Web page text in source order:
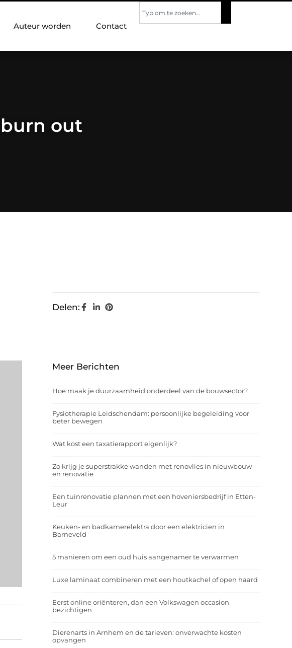
Auteur worden Contact
out
Delen:
Meer Berichten
Hoe maak je duurzaamheid onderdeel van de bouwsector?
Fysiotherapie Leidschendam: persoonlijke begeleiding voor
beter bewegen
Wat kost een taxatierapport eigenlijk?
Zo krijg je superstrakke wanden met renovlies in nieuwbouw
en renovatie
Een tuinrenovatie plannen met een hoveniersbedrijf in Etten-
Leur
Keuken- en badkamerelektra door een elektricien in
Barneveld
5 manieren om een oud huis aangenamer te verwarmen
Luxe laminaat combineren met een houtkachel of open haard
Eerst online oriënteren, dan een Volkswagen occasion
bezichtigen
Dierenarts in Arnhem en de tarieven: onverwachte kosten
opvangen